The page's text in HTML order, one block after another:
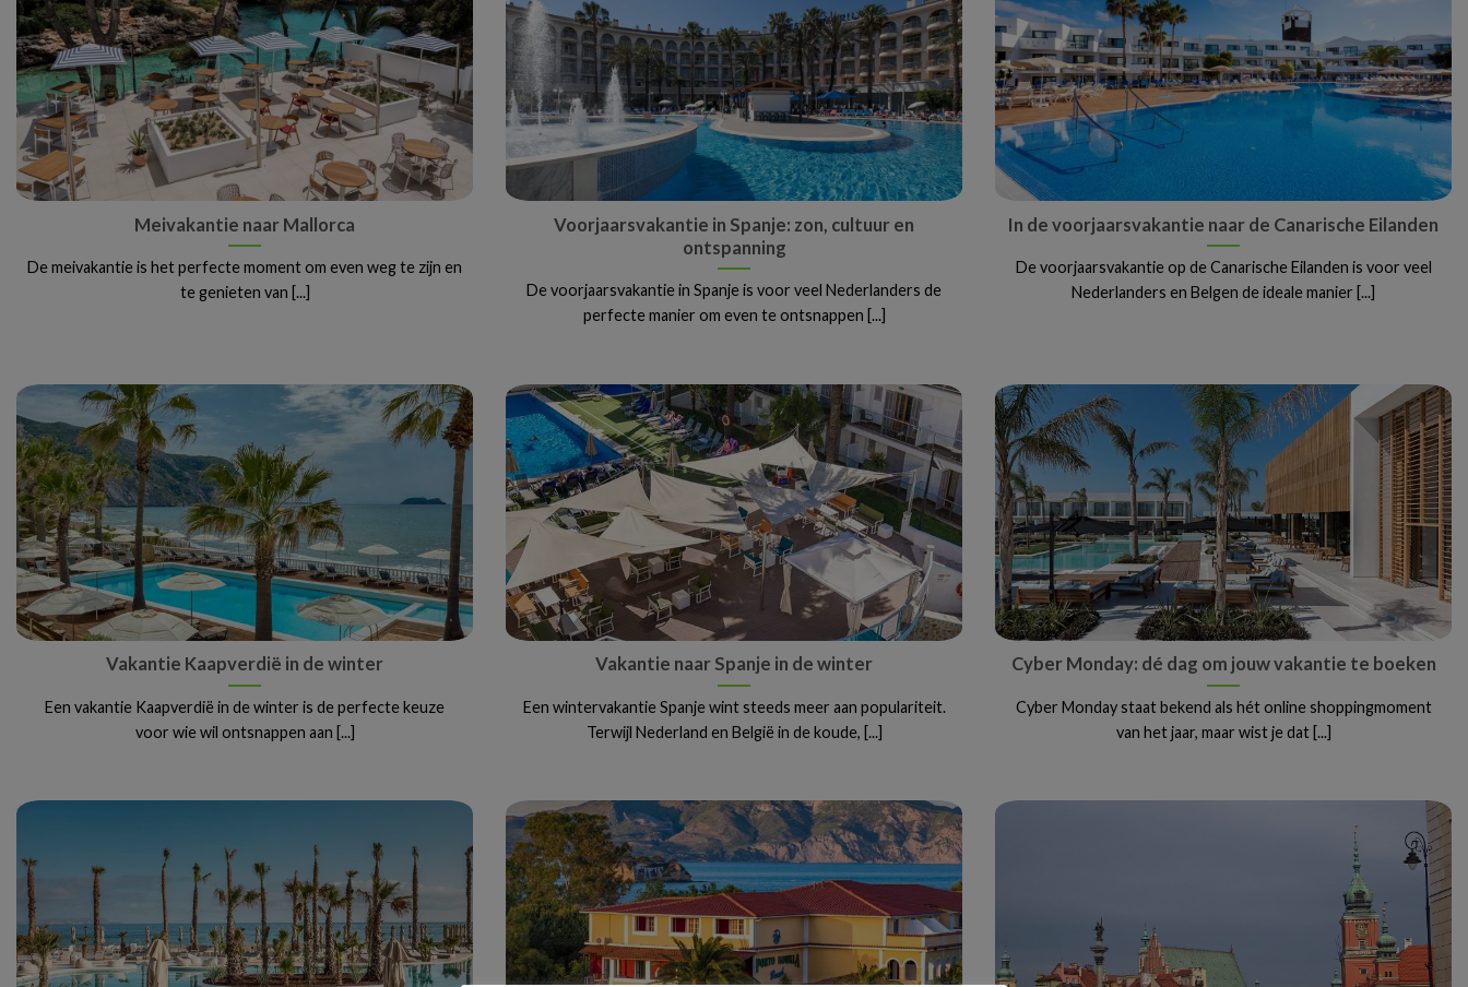
Meivakantie naar Mallorca
De meivakantie is het perfecte moment om even weg te zijn en
te genieten van [...]
Voorjaarsvakantie in Spanje: zon, cultuur en
ontspanning
De voorjaarsvakantie in Spanje is voor veel Nederlanders de
perfecte manier om even te ontsnappen [...]
In de voorjaarsvakantie naar de Canarische Eilanden
De voorjaarsvakantie op de Canarische Eilanden is voor veel
Nederlanders en Belgen de ideale manier [...]
Vakantie Kaapverdië in de winter
Een vakantie Kaapverdië in de winter is de perfecte keuze
voor wie wil ontsnappen aan [...]
Vakantie naar Spanje in de winter
Een wintervakantie Spanje wint steeds meer aan populariteit.
Terwijl Nederland en België in de koude, [...]
Cyber Monday: dé dag om jouw vakantie te boeken
Cyber Monday staat bekend als hét online shoppingmoment
van het jaar, maar wist je dat [...]